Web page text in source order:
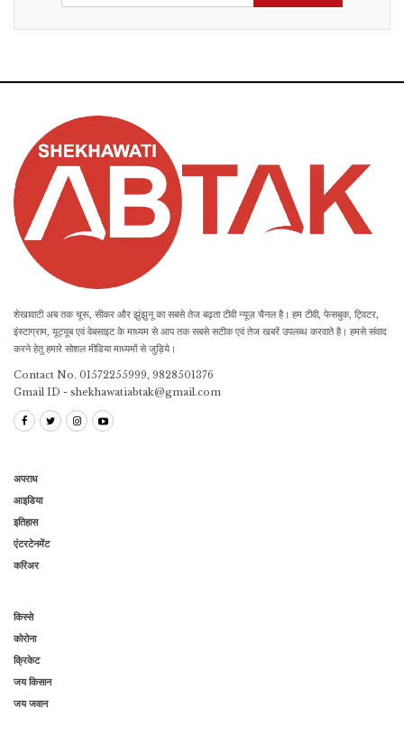
शेखावाटी अब तक चूरू, सीकर और झुंझुनू का सबसे तेज बढ़ता टीवी न्यूज़ चैनल है। हम टीवी, फेसबुक, ट्विटर,
इंस्टाग्राम, यूट्यूब एवं वेबसाइट के माध्यम से आप तक सबसे सटीक एवं तेज खबरें उपलब्ध करवाते है। हमसे संवाद
करने हेतु हमारे सोशल मीडिया माध्यमों से जुड़िये।
Contact No. 01572255999, 9828501376
Gmail ID - shekhawatiabtak@gmail.com
अपराध
आइडिया
इतिहास
एंटरटेनमेंट
करिअर
किस्से
कोरोना
क्रिकेट
जय किसान
जय जवान